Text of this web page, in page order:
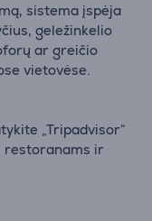
sistema įspėja
geležinkelio
ar greičio
vietovėse.
„Tripadvisor“
restoranams ir